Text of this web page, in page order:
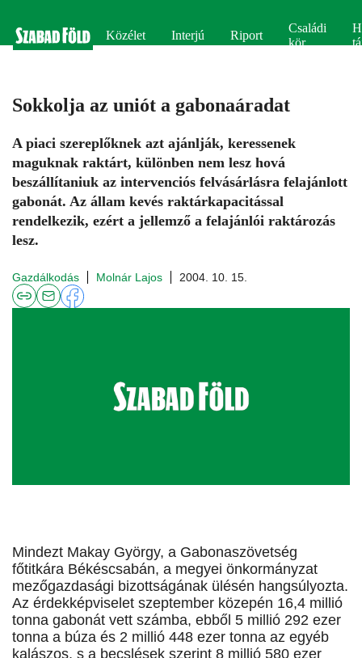
Közélet Interjú Riport
Családi
kör
Sokkolja az uniót a gabonaáradat
A piaci szereplőknek azt ajánlják, keressenek
maguknak raktárt, különben nem lesz hová
beszállítaniuk az intervenciós felvásárlásra felajánlott
gabonát. Az állam kevés raktárkapacitással
rendelkezik, ezért a jellemző a felajánlói raktározás
lesz.
Gazdálkodás Molnár Lajos 2004. 10. 15.
Mindezt Makay György, a Gabonaszövetség
főtitkára Békéscsabán, a megyei önkormányzat
mezőgazdasági bizottságának ülésén hangsúlyozta.
Az érdekképviselet szeptember közepén 16,4 millió
tonna gabonát vett számba, ebből 5 millió 292 ezer
tonna a búza és 2 millió 448 ezer tonna az egyéb
kalászos, s a becslések szerint 8 millió 580 ezer